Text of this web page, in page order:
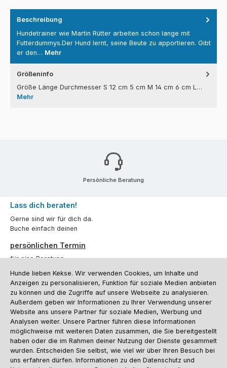
Beschreibung
Hundetrainer wie Martin Rütter arbeiten schon lange mit
Futterdummys.Der Hund lernt, seine Beute zu apportieren. Gibt
er den… Mehr
Größeninfo
Größe Länge Durchmesser S 12 cm 5 cm M 14 cm 6 cm L…
Mehr
Persönliche Beratung
Lass dich beraten!
Gerne sind wir für dich da.
Buche einfach deinen
persönlichen Termin
für eine Beratung.
Oder über unserKontaktformular.
Vertrag widerrufen
Kundenservice
Informationen
Hunde lieben Kekse. Wir verwenden Cookies, um Inhalte und
Anzeigen zu personalisieren, Funktion für soziale Medien anbieten
zu können und die Zugriffe auf unsere Webseite zu analysieren.
Außerdem geben wir Informationen zu Ihrer Verwendung unserer
Website ans unsere Partner für soziale Medien, Werbung und
Analysen weiter. Unsere Partner führen diese Informationen
möglichweise mit weiteren Daten zusammen, die Sie bereitgestellt
haben oder die im Rahmen deiner Nutzung der Dienste gesammelt
wurden. Entscheiden Sie selbst, wie viel wir über Ihren Besuch bei
uns erfahren dürfen. Informationen zu den Datenschutz und